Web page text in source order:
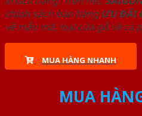
chính sách bán hàng ƯU ĐÃI
về mẫu mã, loại cửa gỗ và cả
MUA HÀNG NHANH
MUA